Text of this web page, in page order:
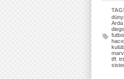
Arda
futbol
tff trt